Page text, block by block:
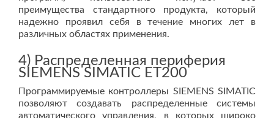
преимущества стандартного продукта, который
надежно проявил себя в течение многих лет в
различных областях применения.
4) Распределенная периферия
SIEMENS SIMATIC ET200
Программируемые контроллеры SIEMENS SIMATIC
позволяют создавать распределенные системы
автоматического управления, в которых широко